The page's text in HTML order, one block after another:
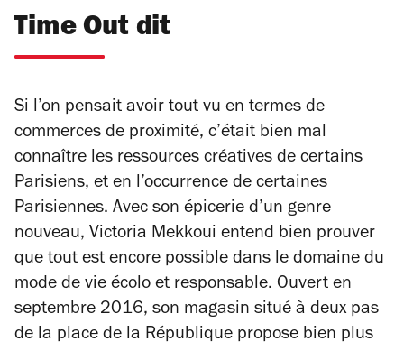
Time Out dit
Si l’on pensait avoir tout vu en termes de
commerces de proximité, c’était bien mal
connaître les ressources créatives de certains
Parisiens, et en l’occurrence de certaines
Parisiennes. Avec son épicerie d’un genre
nouveau, Victoria Mekkoui entend bien prouver
que tout est encore possible dans le domaine du
mode de vie écolo et responsable. Ouvert en
septembre 2016, son magasin situé à deux pas
de la place de la République propose bien plus